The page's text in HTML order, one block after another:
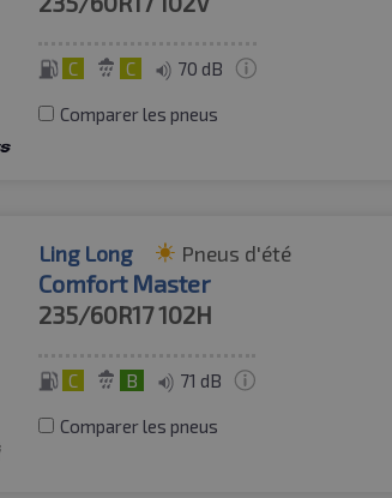
C C 70 dB
Comparer les pneus
Ling Long Pneus d'été
Comfort Master
235/60R17102H
C B 71 dB
Comparer les pneus